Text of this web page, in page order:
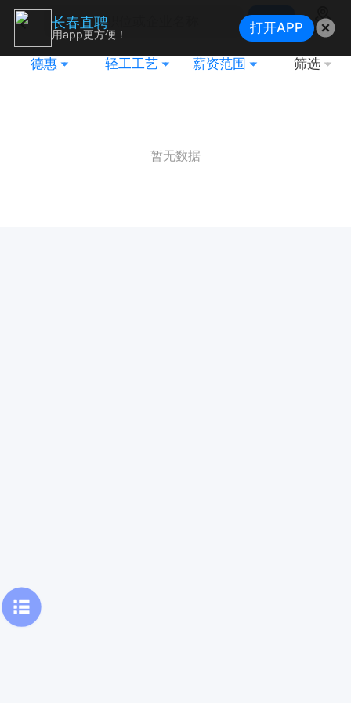
搜索
地图
德惠 轻工工艺 薪资范围 筛选
暂无数据
长春直聘
用app更方便！ 打开APP